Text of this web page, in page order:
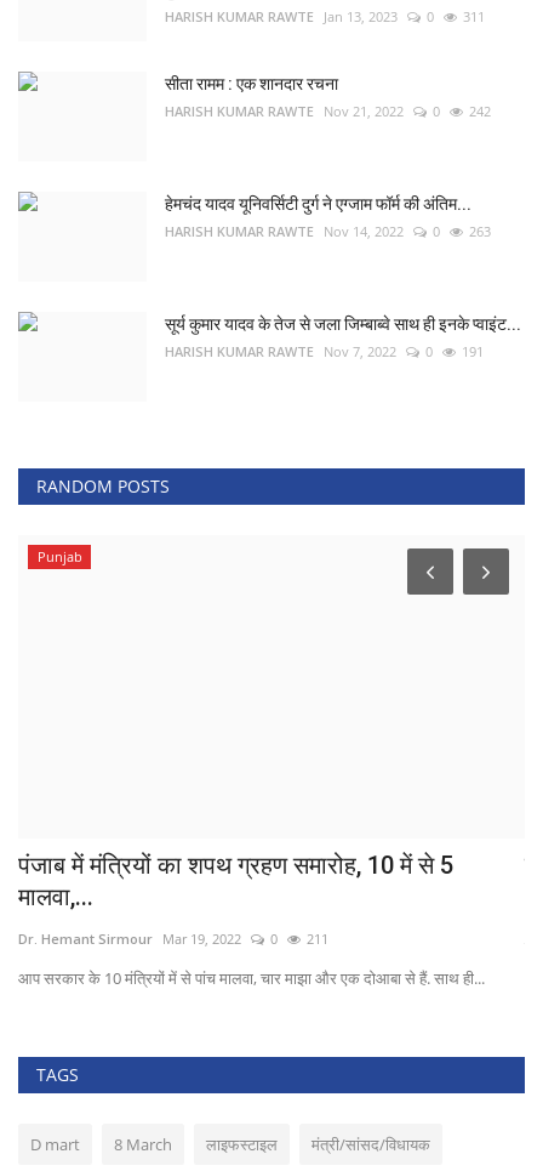
HARISH KUMAR RAWTE Jan 13, 2023 0 311
सीता रामम : एक शानदार रचना
HARISH KUMAR RAWTE Nov 21, 2022 0 242
हेमचंद यादव यूनिवर्सिटी दुर्ग ने एग्जाम फॉर्म की अंतिम...
HARISH KUMAR RAWTE Nov 14, 2022 0 263
सूर्य कुमार यादव के तेज से जला जिम्बाब्वे साथ ही इनके प्वाइंट...
HARISH KUMAR RAWTE Nov 7, 2022 0 191
RANDOM POSTS
Punjab
पंजाब में मंत्रियों का शपथ ग्रहण समारोह, 10 में से 5
मालवा,...
Dr. Hemant Sirmour Mar 19, 2022 0 211
आप सरकार के 10 मंत्रियों में से पांच मालवा, चार माझा और एक दोआबा से हैं. साथ ही...
TAGS
D mart 8 March लाइफस्टाइल मंत्री/सांसद/विधायक